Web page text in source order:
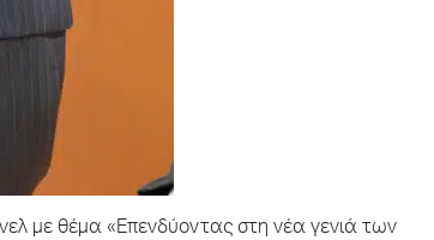
με θέμα «Επενδύοντας στη νέα γενιά των